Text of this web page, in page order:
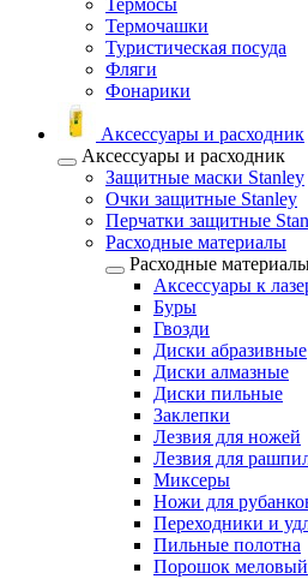
Термосы
Термочашки
Туристическая посуда
Фляги
Фонарики
Аксессуары и расходник
Аксессуары и расходник
Защитные маски Stanley
Очки защитные Stanley
Перчатки защитные
Расходные материалы
Расходные
Аксессуары к
Буры
Гвозди
Диски абразивные
Диски алмазные
Диски пильные
Заклепки
Лезвия для ножей
Лезвия для
Миксеры
Ножи для
Переходники и
Пильные полотна
Порошок меловый